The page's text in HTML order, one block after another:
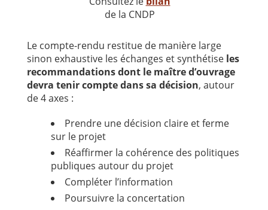
de la CNDP
Le compte-rendu restitue de manière large
sinon exhaustive les échanges et synthétise les
recommandations dont le maître d’ouvrage
devra tenir compte dans sa décision, autour
de 4 axes :
Prendre une décision claire et ferme
sur le projet
Réaffirmer la cohérence des politiques
publiques autour du projet
Compléter l’information
Poursuivre la concertation